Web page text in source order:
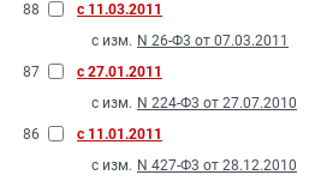
88
с 11.03.2011
с изм. N 26-Ф3 от 07.03.2011
87
с 27.01.2011
с изм. N 224-Ф3 от 27.07.2010
86
с 11.01.2011
с изм. N 427-Ф3 от 28.12.2010